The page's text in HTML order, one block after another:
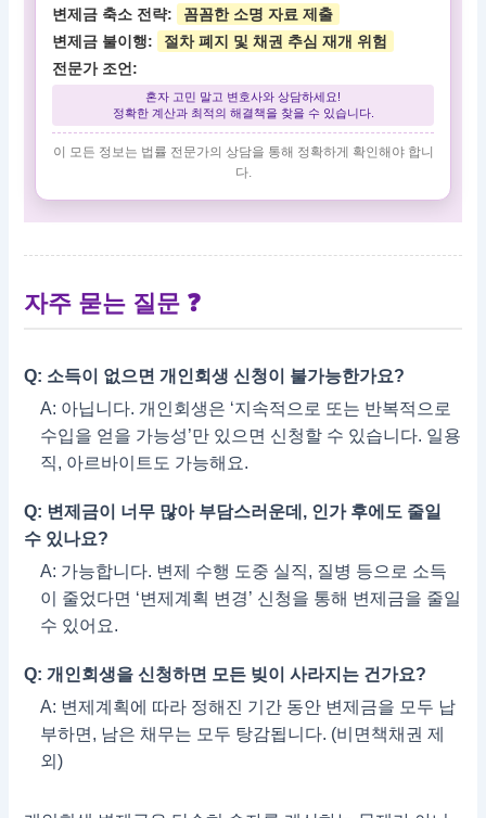
변제금 축소 전략:
꼼꼼한 소명 자료 제출
변제금 불이행:
절차 폐지 및 채권 추심 재개 위험
전문가 조언:
혼자 고민 말고 변호사와 상담하세요!
정확한 계산과 최적의 해결책을 찾을 수 있습니다.
이 모든 정보는 법률 전문가의 상담을 통해 정확하게 확인해야 합니
다.
자주 묻는 질문 ❓
Q: 소득이 없으면 개인회생 신청이 불가능한가요?
A: 아닙니다. 개인회생은 ‘지속적으로 또는 반복적으로
수입을 얻을 가능성’만 있으면 신청할 수 있습니다. 일용
직, 아르바이트도 가능해요.
Q: 변제금이 너무 많아 부담스러운데, 인가 후에도 줄일
수 있나요?
A: 가능합니다. 변제 수행 도중 실직, 질병 등으로 소득
이 줄었다면 ‘변제계획 변경’ 신청을 통해 변제금을 줄일
수 있어요.
Q: 개인회생을 신청하면 모든 빚이 사라지는 건가요?
A: 변제계획에 따라 정해진 기간 동안 변제금을 모두 납
부하면, 남은 채무는 모두 탕감됩니다. (비면책채권 제
외)